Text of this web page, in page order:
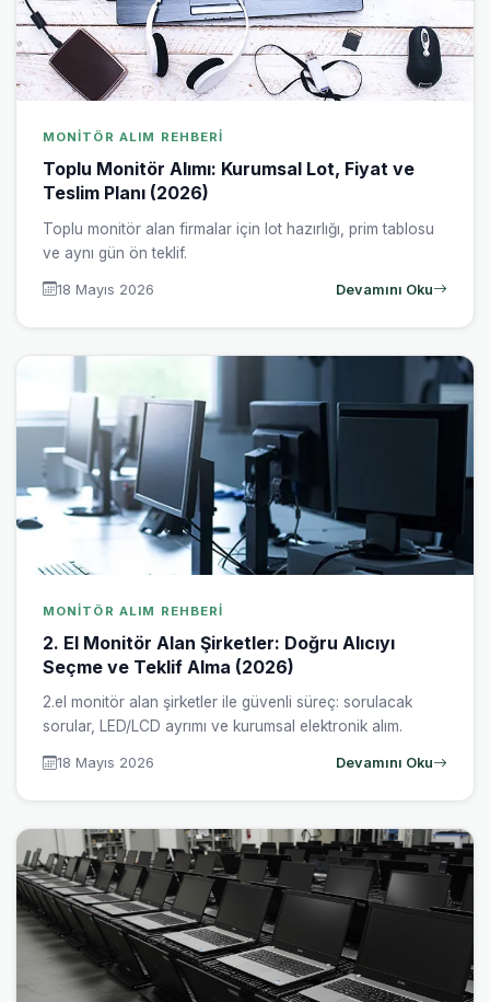
MONITÖR ALIM REHBERI
Toplu Monitör Alımı: Kurumsal Lot, Fiyat ve
Teslim Planı (2026)
Toplu monitör alan firmalar için lot hazırlığı, prim tablosu
ve aynı gün ön teklif.
18 Mayıs 2026 Devamını Oku
MONITÖR ALIM REHBERI
2. El Monitör Alan Şirketler: Doğru Alıcıyı
Seçme ve Teklif Alma (2026)
2.el monitör alan şirketler ile güvenli süreç: sorulacak
sorular, LED/LCD ayrımı ve kurumsal elektronik alım.
18 Mayıs 2026 Devamını Oku